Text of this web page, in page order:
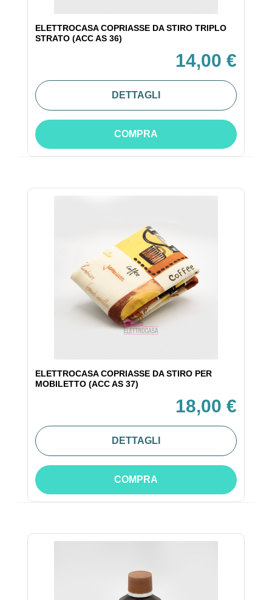
ELETTROCASA COPRIASSE DA STIRO TRIPLO
STRATO (ACC AS 36)
14,00 €
DETTAGLI
COMPRA
ELETTROCASA COPRIASSE DA STIRO PER
MOBILETTO (ACC AS 37)
18,00 €
DETTAGLI
COMPRA